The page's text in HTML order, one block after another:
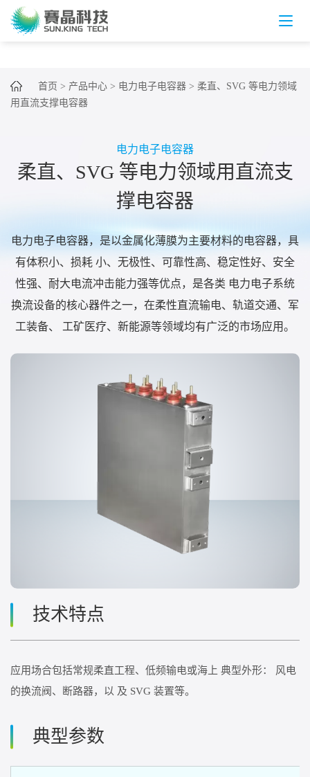
首页 > 产品中心 > 电力电子电容器 > 柔直、SVG 等电力领域
用直流支撑电容器
电力电子电容器
柔直、SVG 等电力领域用直流支
撑电容器
电力电子电容器，是以金属化薄膜为主要材料的电容器，具
有体积小、损耗 小、无极性、可靠性高、稳定性好、安全
性强、耐大电流冲击能力强等优点，是各类 电力电子系统
换流设备的核心器件之一，在柔性直流输电、轨道交通、军
工装备、 工矿医疗、新能源等领域均有广泛的市场应用。
技术特点
应用场合包括常规柔直工程、低频输电或海上 典型外形： 风电
的换流阀、断路器，以 及 SVG 装置等。
典型参数